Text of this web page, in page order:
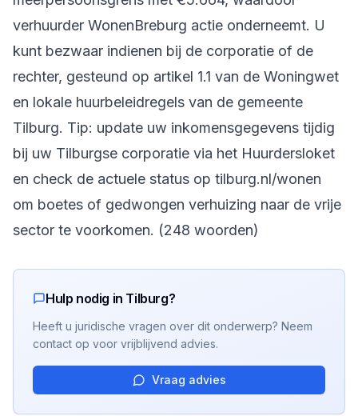
verhuurder WonenBreburg actie onderneemt. U
kunt bezwaar indienen bij de corporatie of de
rechter, gesteund op artikel 1.1 van de Woningwet
en lokale huurbeleidregels van de gemeente
Tilburg. Tip: update uw inkomensgegevens tijdig
bij uw Tilburgse corporatie via het Huurdersloket
en check de actuele status op tilburg.nl/wonen
om boetes of gedwongen verhuizing naar de vrije
sector te voorkomen. (248 woorden)
Hulp nodig in Tilburg?
Heeft u juridische vragen over dit onderwerp? Neem
contact op voor vrijblijvend advies.
Vraag advies